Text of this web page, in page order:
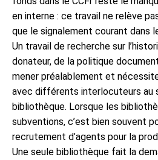
en interne : ce travail ne relève
que le signalement courant dans
Un travail de recherche sur
donateur, de la politique
mener préalablement et
avec différents interlocuteurs au
bibliothèque. Lorsque les
subventions, c’est bien souvent
recrutement d’agents pour la
Une seule bibliothèque fait la